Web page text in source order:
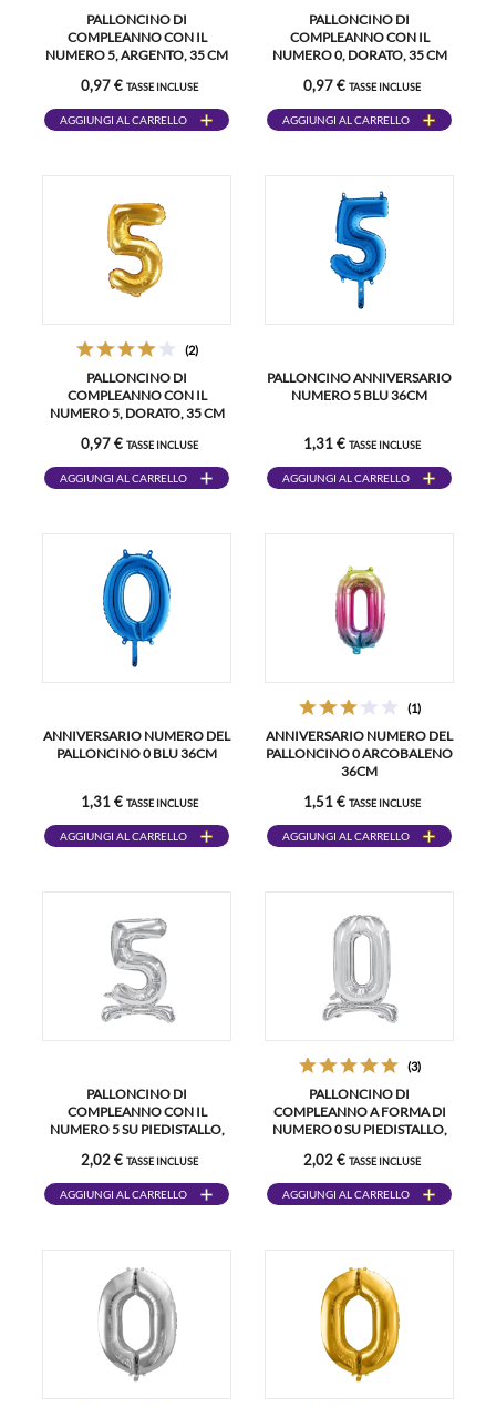
PALLONCINO DI
COMPLEANNO CON IL
NUMERO 5, ARGENTO, 35 CM
0,97 € TASSE INCLUSE
AGGIUNGI AL CARRELLO
PALLONCINO DI
COMPLEANNO CON IL
NUMERO 0, DORATO, 35 CM
0,97 € TASSE INCLUSE
AGGIUNGI AL CARRELLO
(2)
PALLONCINO DI
COMPLEANNO CON IL
NUMERO 5, DORATO, 35 CM
0,97 € TASSE INCLUSE
AGGIUNGI AL CARRELLO
PALLONCINO ANNIVERSARIO
NUMERO 5 BLU 36CM
1,31 € TASSE INCLUSE
AGGIUNGI AL CARRELLO
ANNIVERSARIO NUMERO DEL
PALLONCINO 0 BLU 36CM
1,31 € TASSE INCLUSE
AGGIUNGI AL CARRELLO
(1)
ANNIVERSARIO NUMERO DEL
PALLONCINO 0 ARCOBALENO
36CM
1,51 € TASSE INCLUSE
AGGIUNGI AL CARRELLO
PALLONCINO DI
COMPLEANNO CON IL
NUMERO 5 SU PIEDISTALLO,
2,02 € TASSE INCLUSE
AGGIUNGI AL CARRELLO
(3)
PALLONCINO DI
COMPLEANNO A FORMA DI
NUMERO 0 SU PIEDISTALLO,
2,02 € TASSE INCLUSE
AGGIUNGI AL CARRELLO